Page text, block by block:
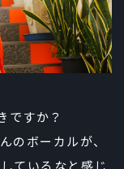
ですか？
のボーカルが、